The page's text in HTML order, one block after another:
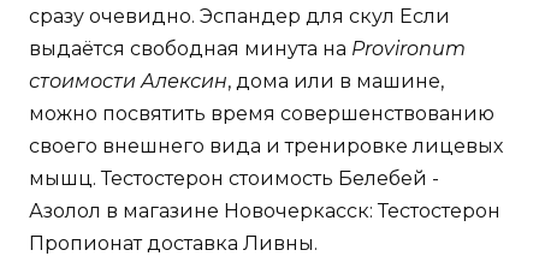
сразу очевидно. Эспандер для скул Если
выдаётся свободная минута на Provironum
стоимости Алексин, дома или в машине,
можно посвятить время совершенствованию
своего внешнего вида и тренировке лицевых
мышц. Тестостерон стоимость Белебей -
Азолол в магазине Новочеркасск: Тестостерон
Пропионат доставка Ливны.